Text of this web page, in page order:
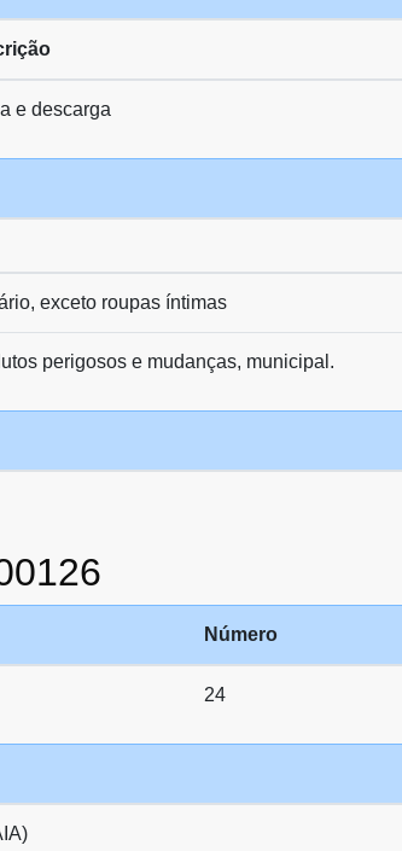
e descarga
exceto roupas íntimas
perigosos e mudanças, municipal.
Número
24